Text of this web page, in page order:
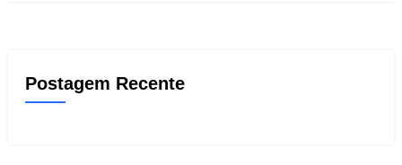
Postagem Recente